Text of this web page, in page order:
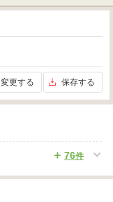
変更する 保存する
76件